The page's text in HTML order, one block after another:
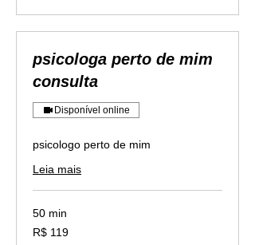
psicologa perto de mim
consulta
Disponível online
psicologo perto de mim
Leia mais
50 min
119
Reais
R$ 119